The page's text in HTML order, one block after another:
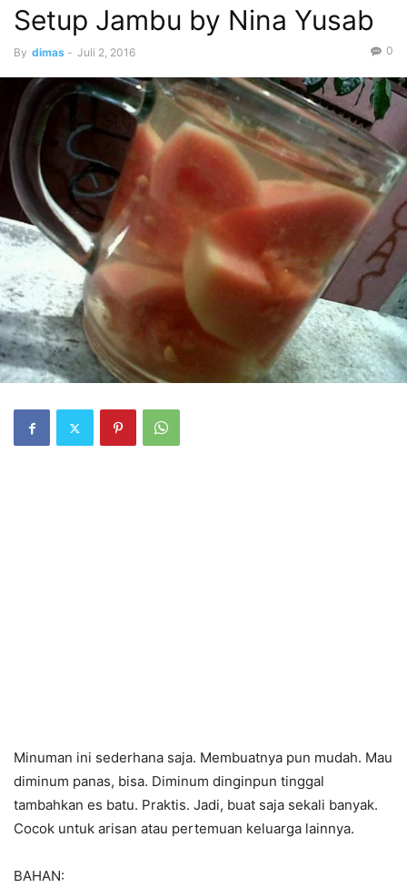
Setup Jambu by Nina Yusab
By dimas - Juli 2, 2016 0
Minuman ini sederhana saja. Membuatnya pun mudah. Mau
diminum panas, bisa. Diminum dinginpun tinggal
tambahkan es batu. Praktis. Jadi, buat saja sekali banyak.
Cocok untuk arisan atau pertemuan keluarga lainnya.
BAHAN: